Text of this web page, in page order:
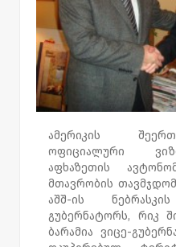
ამერიკის
ოფიციალური
აფხაზეთის
მთავრობის
აშშ-ის
გუბერნატორს, რიკ
ბარამია ვიცე-